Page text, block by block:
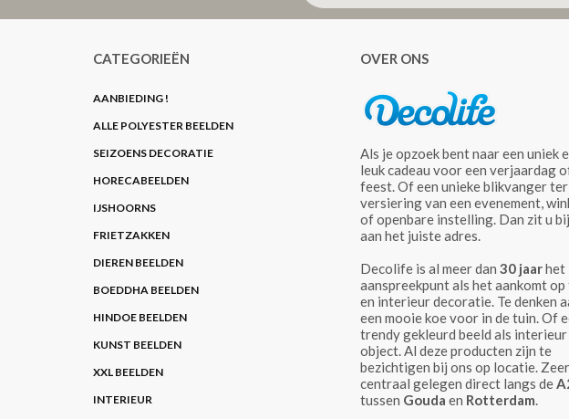
CATEGORIEËN
AANBIEDING !
ALLE POLYESTER BEELDEN
SEIZOENS DECORATIE
HORECABEELDEN
IJSHOORNS
FRIETZAKKEN
DIEREN BEELDEN
BOEDDHA BEELDEN
HINDOE BEELDEN
KUNST BEELDEN
XXL BEELDEN
INTERIEUR
OVER ONS
Als je opzoek bent naar een uniek
leuk cadeau voor een verjaardag
feest. Of een unieke blikvanger ter
versiering van een evenement,
of openbare instelling. Dan zit u
aan het juiste adres.
Decolife is al meer dan 30 jaarhet
aanspreekpunt als het aankomt
en interieur decoratie. Te denken
een mooie koe voor in de tuin. Of
trendy gekleurd beeld als interieur
object. Al deze producten zijn te
bezichtigen bij ons op locatie. Zeer
centraal gelegen direct langs de
tussen Gouda en Rotterdam.